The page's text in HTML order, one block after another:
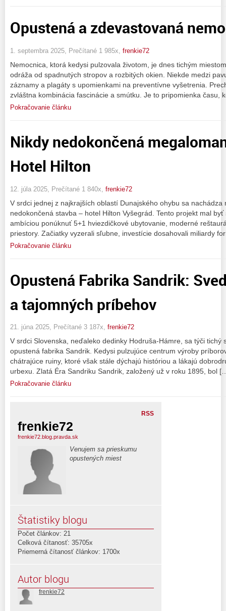
Opustená a zdevastovaná
1. septembra 2025, Prečítané 1 985x, frenkie72
Nemocnica, ktorá kedysi pulzovala životom, je dnes tichým
odráža od spadnutých stropov a rozbitých okien. Niekde medzi
záznamy a plagáty s upomienkami na preventívne vyšetrenia.
zvláštna kombinácia fascinácie a smútku. Je to pripomienka
Pokračovanie článku
Nikdy nedokončená
Hotel Hilton
12. júla 2025, Prečítané 1 840x, frenkie72
V srdci jednej z najkrajších oblastí Dunajského ohybu sa nachádza
nedokončená stavba – hotel Hilton Vyšegrád. Tento projekt mal
ambíciou ponúknuť 5+1 hviezdičkové ubytovanie, moderné
priestory. Začiatky vyzerali sľubne, investície dosahovali miliardy
Pokračovanie článku
Opustená Fabrika Sandrik:
a tajomných príbehov
21. júna 2025, Prečítané 3 187x, frenkie72
V srdci Slovenska, neďaleko dedinky Hodruša-Hámre, sa týči tichý
opustená fabrika Sandrik. Kedysi pulzujúce centrum výroby
chátrajúce ruiny, ktoré však stále dýchajú históriou a lákajú
urbexu. Zlatá Éra Sandriku Sandrik, založený už v roku 1895, bol
Pokračovanie článku
RSS
frenkie72
frenkie72.blog.pravda.sk
Venujem sa prieskumu
opustených miest
Štatistiky blogu
Počet článkov: 21
Celková čítanosť: 35705x
Priemerná čítanosť článkov: 1700x
Autor blogu
frenkie72